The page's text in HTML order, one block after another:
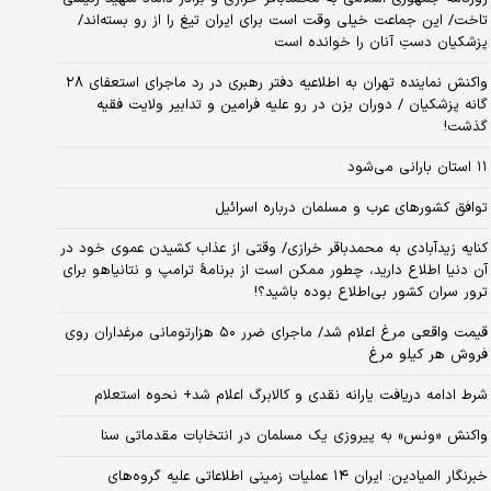
تاخت/ این جماعت خیلی وقت است برای ایران تیغ را از رو بسته‌اند/
پزشکیان دستِ آنان را خوانده است
واکنش نماینده تهران به اطلاعیه دفتر رهبری در رد ماجرای استعفای ۲۸
گانه پزشکیان / دوران بزن در رو علیه فرامین و تدابیر ولایت فقیه
گذشت!
۱۱ استان بارانی می‌شود
توافق کشورهای عرب و مسلمان درباره اسرائیل
کنایه زیدآبادی به محمدباقر خرازی/ وقتی از عذاب کشیدن عموی خود در
آن دنیا اطلاع دارید، چطور ممکن است از برنامهٔ ترامپ و نتانیاهو برای
ترور سران کشور بی‌اطلاع بوده باشید؟!
قیمت واقعی مرغ اعلام شد/ ماجرای ضرر ۵۰ هزارتومانی مرغداران روی
فروش هر کیلو مرغ
شرط ادامه دریافت یارانه نقدی و کالابرگ اعلام شد+ نحوه استعلام
واکنش «ونس» به پیروزی یک مسلمان در انتخابات مقدماتی سنا
خبرنگار المیادین: ایران ۱۴ عملیات زمینی اطلاعاتی علیه گروه‌های